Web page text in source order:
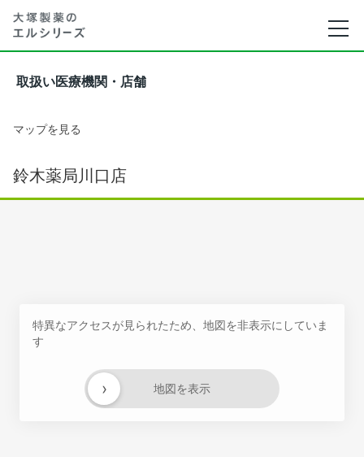
取扱い医療機関・店舗
マップを見る
鈴木薬局川口店
特異なアクセスが見られたため、地図を非表示にしていま
す
地図を表示
›